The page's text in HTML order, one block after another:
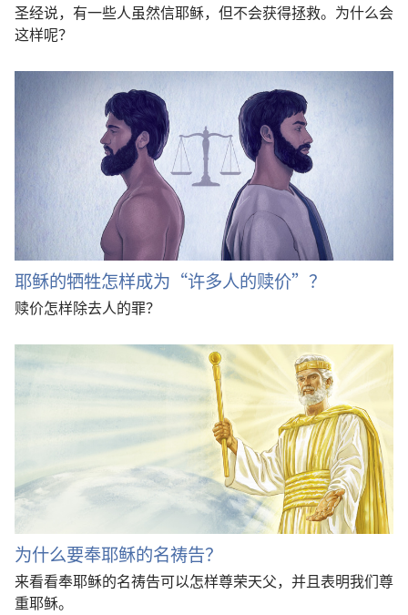
圣经说，有一些人虽然信耶稣，但不会获得拯救。为什么会
这样呢？
耶稣的牺牲怎样成为“许多人的赎价”？
赎价怎样除去人的罪？
为什么要奉耶稣的名祷告？
来看看奉耶稣的名祷告可以怎样尊荣天父，并且表明我们尊
重耶稣。